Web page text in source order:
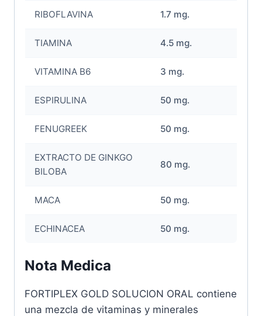
RIBOFLAVINA 1.7 mg.
TIAMINA 4.5 mg.
VITAMINA B6 3 mg.
ESPIRULINA 50 mg.
FENUGREEK 50 mg.
EXTRACTO DE GINKGO
BILOBA
80 mg.
MACA 50 mg.
ECHINACEA 50 mg.
Nota Medica
FORTIPLEX GOLD SOLUCION ORAL contiene
una mezcla de vitaminas y minerales